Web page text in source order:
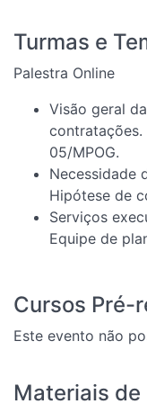
Turmas e
Palestra Online
Visão geral
contratações.
05/MPOG.
Necessidade
Hipótese de
Serviços
Equipe de
Cursos Pré-
Este evento não
Materiais